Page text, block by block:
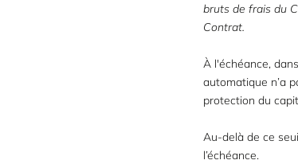
bruts de frais du
Contrat.
À l'échéance,
automatique n’a
protection du
Au-delà de ce
l’échéance.